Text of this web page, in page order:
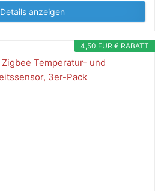
Details anzeigen
4,50 EUR € RABATT